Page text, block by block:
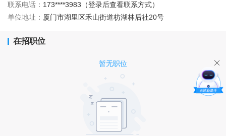
林学校在学校管理、教育教学、等方面有了质的提升；在厦门市民
盟、厦门市妇联等单位的大力赞助、支持下，博林学校在校园文化
区博林民办学校，正如初升的旭日，以创新和发展为根本，教师的
认、社会认可”的民办学校为目标，去迎接下一个挑战和曙光，把湖
里区教育的天空渲染得更加绚烂夺目。
联系电话： 173****3983（登录后查看联系方式）
单位地址： 厦门市湖里区禾山街道枋湖林后社20号
在招职位
暂无职位